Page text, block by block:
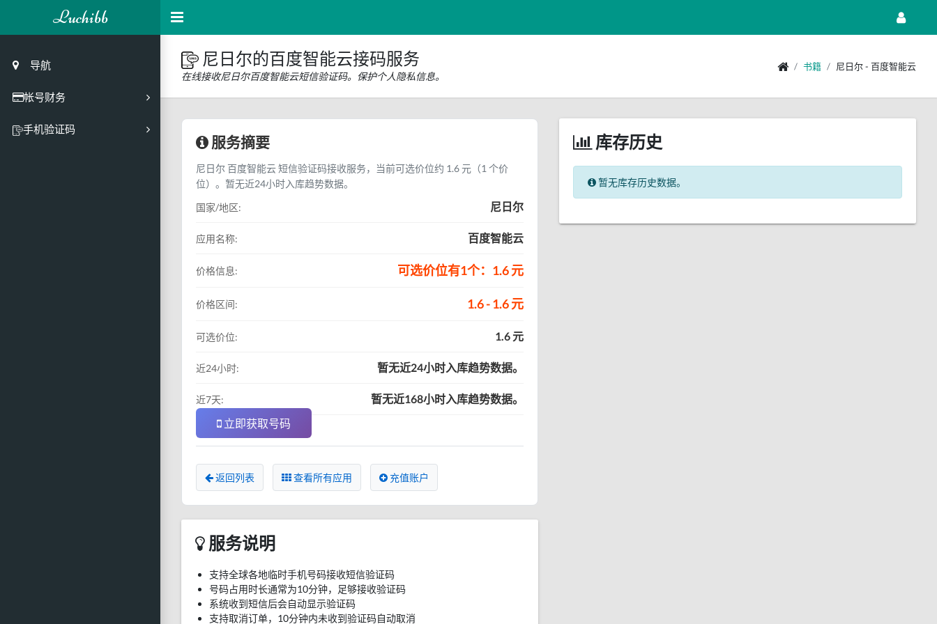
Luchibb
导航
帐号财务
充值
手机验证码
尼日尔的百度智能云接码服务
在线接收尼日尔百度智能云短信验证码。保护个人隐私信息。
书籍 尼日尔 - 百度智能云
服务摘要
尼日尔 百度智能云 短信验证码接收服务，当前可选价位约 1.6 元（1 个价
位）。暂无近24小时入库趋势数据。
国家/地区:
尼日尔
应用名称: 百度智能云
价格信息: 可选价位有1个：1.6 元
价格区间: 1.6 - 1.6 元
可选价位: 1.6 元
近24小时: 暂无近24小时入库趋势数据。
近7天:
暂无近168小时入库趋势数据。
立即获取号码
返回列表 查看所有应用 充值账户
服务说明
支持全球各地临时手机号码接收短信验证码
号码占用时长通常为10分钟，足够接收验证码
系统收到短信后会自动显示验证码
支持取消订单，10分钟内未收到验证码自动取消
库存历史
暂无库存历史数据。